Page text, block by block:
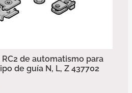
de automatismo para
de guía N, L, Z 437702